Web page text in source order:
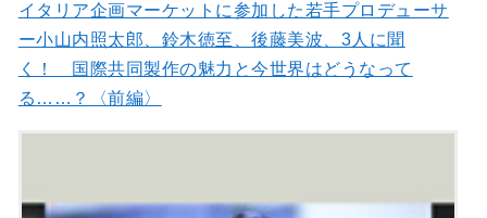
イタリア企画マーケットに参加した若手プロデューサ
ー小山内照太郎、鈴木徳至、後藤美波、3人に聞
く！ 国際共同製作の魅力と今世界はどうなって
る……？〈前編〉